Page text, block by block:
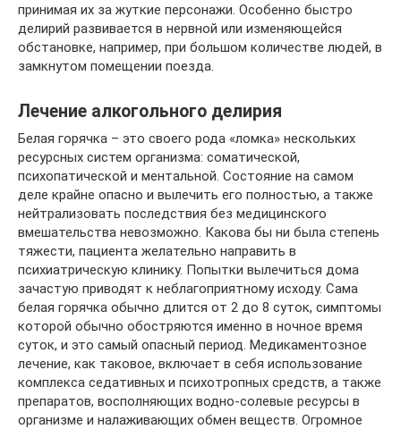
принимая их за жуткие персонажи. Особенно быстро
делирий развивается в нервной или изменяющейся
обстановке, например, при большом количестве людей, в
замкнутом помещении поезда.
Лечение алкогольного делирия
Белая горячка – это своего рода «ломка» нескольких
ресурсных систем организма: соматической,
психопатической и ментальной. Состояние на самом
деле крайне опасно и вылечить его полностью, а также
нейтрализовать последствия без медицинского
вмешательства невозможно. Какова бы ни была степень
тяжести, пациента желательно направить в
психиатрическую клинику. Попытки вылечиться дома
зачастую приводят к неблагоприятному исходу. Сама
белая горячка обычно длится от 2 до 8 суток, симптомы
которой обычно обостряются именно в ночное время
суток, и это самый опасный период. Медикаментозное
лечение, как таковое, включает в себя использование
комплекса седативных и психотропных средств, а также
препаратов, восполняющих водно-солевые ресурсы в
организме и налаживающих обмен веществ. Огромное